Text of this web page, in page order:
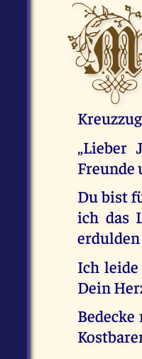
„Lieber
Freunde
Du bist
ich das
Ich
Dein